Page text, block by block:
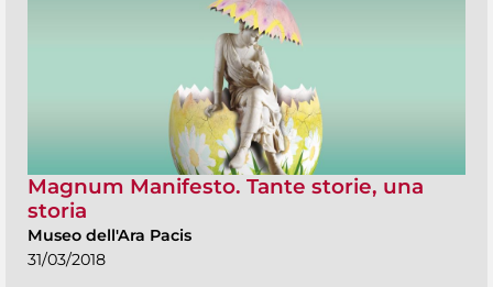
Magnum Manifesto. Tante storie, una
storia
Museo dell'Ara Pacis
31/03/2018